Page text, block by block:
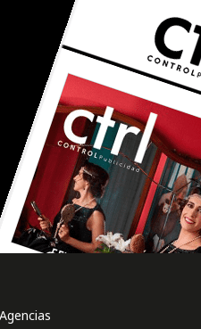
Agencias